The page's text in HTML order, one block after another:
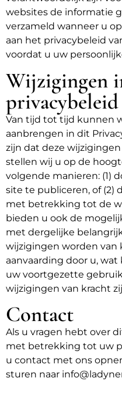
websites de informatie
verzameld wanneer u
aan het privacybeleid
voordat u uw
Wijzigingen
privacybeleid
Van tijd tot tijd kunnen
aanbrengen in dit
zijn dat deze
stellen wij u op de
volgende manieren: (1)
site te publiceren, of (2)
met betrekking tot de
bieden u ook de
met dergelijke
wijzigingen worden van
aanvaarding door u,
uw voortgezette
wijzigingen van kracht
Contact
Als u vragen hebt over
met betrekking tot uw
u contact met ons
sturen naar